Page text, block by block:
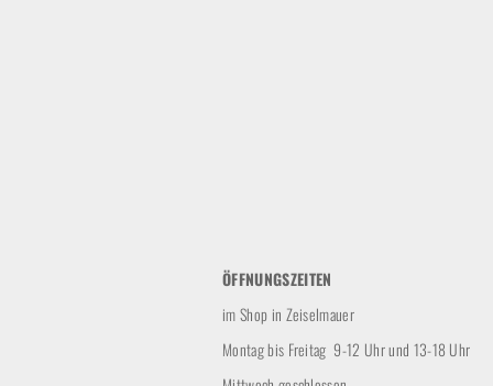
ÖFFNUNGSZEITEN
im Shop in Zeiselmauer
Montag bis Freitag 9-12 Uhr und 13-18 Uhr